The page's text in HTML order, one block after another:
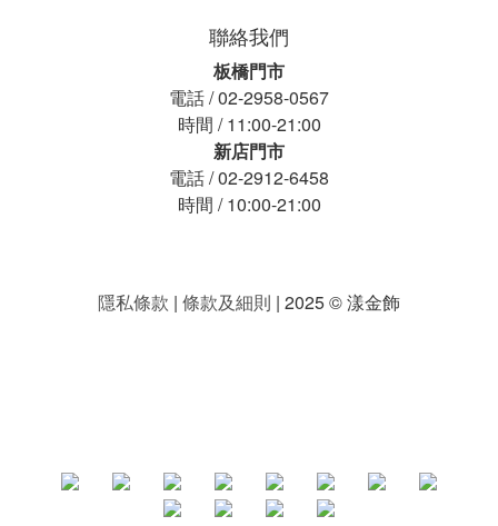
聯絡我們
板橋門市
電話 / 02-2958-0567
時間 / 11:00-21:00
新店門市
電話 / 02-2912-6458
時間 / 10:00-21:00
隱私條款 | 條款及細則 | 2025 © 漾金飾